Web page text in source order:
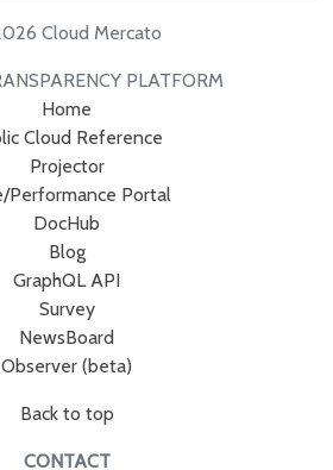
Cloud Mercato
PLATFORM
Home
Cloud Reference
Projector
Performance Portal
DocHub
Blog
GraphQL API
Survey
NewsBoard
Observer (beta)
Back to top
CONTACT